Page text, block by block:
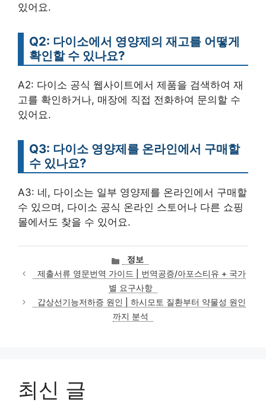
있어요.
Q2: 다이소에서 영양제의 재고를 어떻게
확인할 수 있나요?
A2: 다이소 공식 웹사이트에서 제품을 검색하여 재
고를 확인하거나, 매장에 직접 전화하여 문의할 수
있어요.
Q3: 다이소 영양제를 온라인에서 구매할
수 있나요?
A3: 네, 다이소는 일부 영양제를 온라인에서 구매할
수 있으며, 다이소 공식 온라인 스토어나 다른 쇼핑
몰에서도 찾을 수 있어요.
카
테
고
리
정보
제출서류 영문번역 가이드 | 번역공증/아포스티유 + 국가
별 요구사항
갑상선기능저하증 원인 | 하시모토 질환부터 약물성 원인
까지 분석
최신 글